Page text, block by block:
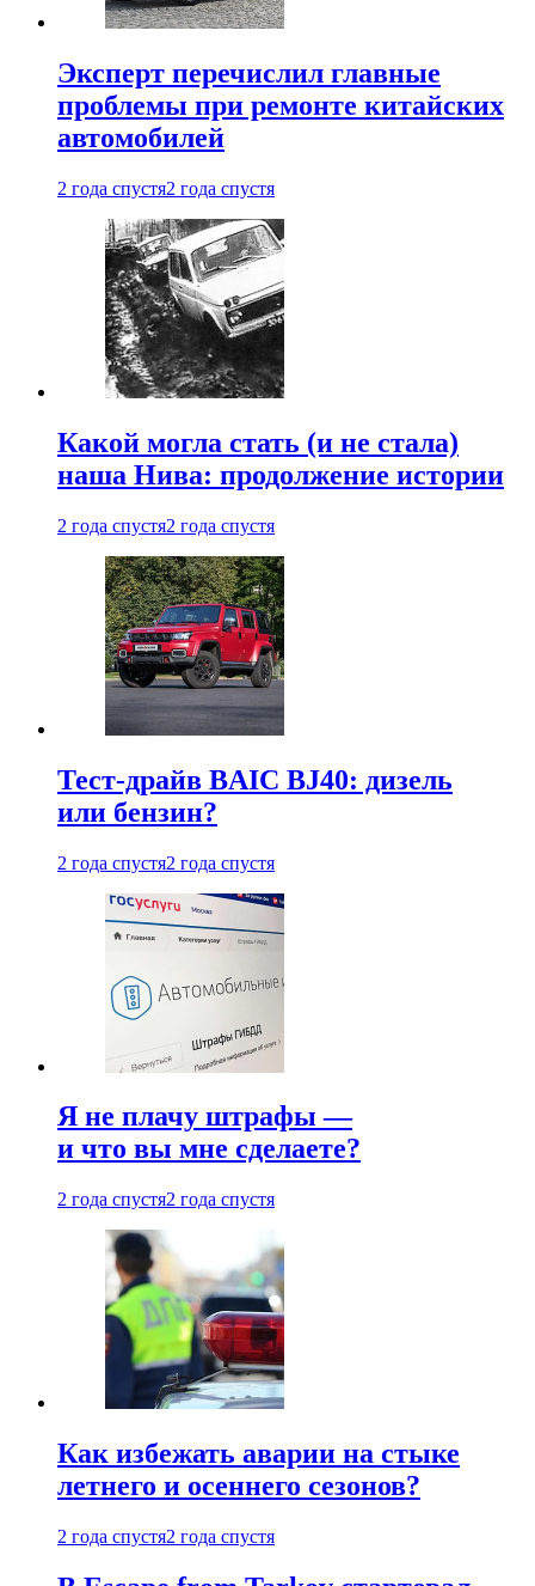
Эксперт перечислил главные
проблемы при ремонте китайских
автомобилей
2 года спустя2 года спустя
Какой могла стать (и не стала)
наша Нива: продолжение истории
2 года спустя2 года спустя
Тест-драйв BAIC BJ40: дизель
или бензин?
2 года спустя2 года спустя
Я не плачу штрафы —
и что вы мне сделаете?
2 года спустя2 года спустя
Как избежать аварии на стыке
летнего и осеннего сезонов?
2 года спустя2 года спустя